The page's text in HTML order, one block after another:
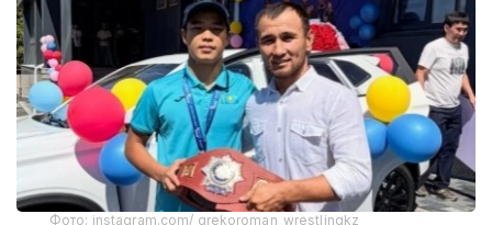
Фото: instagram.com/ grekoroman_wrestlingkz